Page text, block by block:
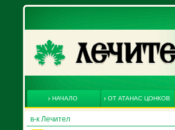
НАЧАЛО ОТ АТАНАС ЦОНКОВ
в-к Лечител